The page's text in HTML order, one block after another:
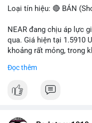
Loại tín hiệu: 🔴 BÁN
NEAR đang chịu áp lực
qua. Giá hiện tại 1.5910
khoảng rất mỏng, trong
kiểm soát hoàn toàn.
tiếp diễn.
Đọc thêm